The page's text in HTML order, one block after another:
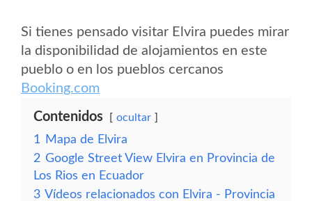
Si tienes pensado visitar Elvira puedes mirar
la disponibilidad de alojamientos en este
pueblo o en los pueblos cercanos
Booking.com
Contenidos ocultar
1
Mapa de Elvira
2 Google Street View Elvira en Provincia de
Los Rios en Ecuador
3 Vídeos relacionados con Elvira - Provincia